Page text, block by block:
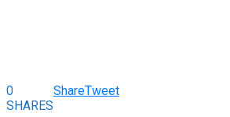
0
SHARES
ShareTweet